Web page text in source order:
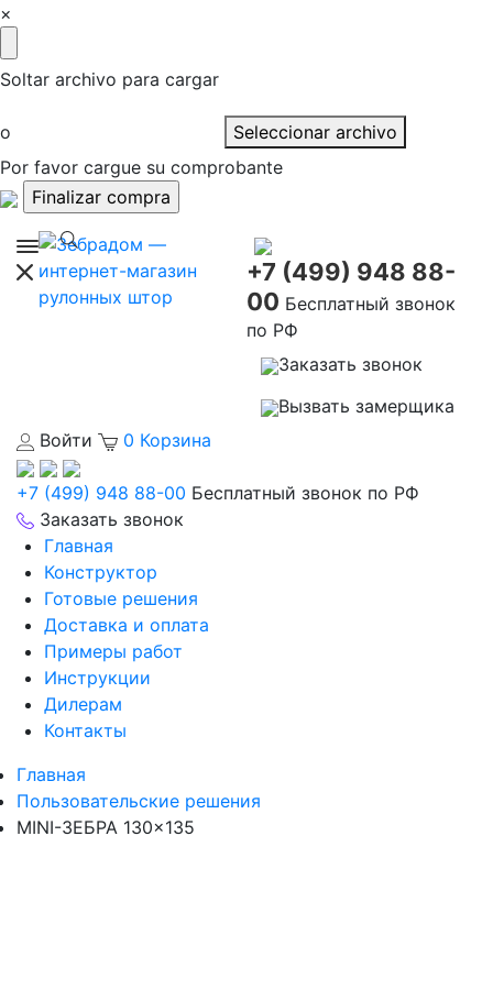
×
Soltar archivo para cargar
o
Seleccionar archivo
Por favor cargue su comprobante
+7 (499) 948 88-
00 Бесплатный звонок
по РФ
Заказать звонок
Вызвать замерщика
Войти
0 Корзина
+7 (499) 948 88-00 Бесплатный звонок по РФ
Заказать звонок
Главная
Конструктор
Готовые решения
Доставка и оплата
Примеры работ
Инструкции
Дилерам
Контакты
Главная
Пользовательские решения
MINI-ЗЕБРА 130×135